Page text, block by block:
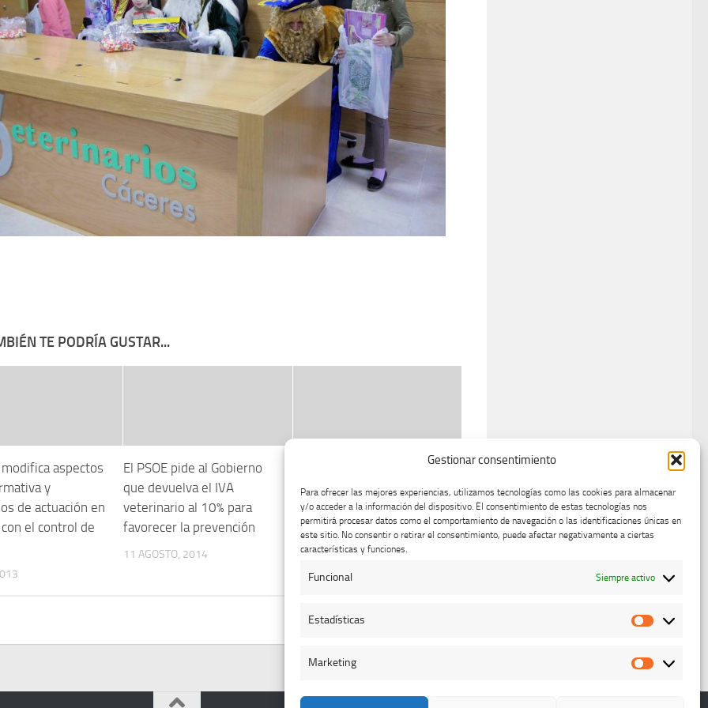
Gestionar consentimiento
Para ofrecer las mejores experiencias, utilizamos tecnologías como las cookies para almacenar
y/o acceder a la información del dispositivo. El consentimiento de estas tecnologías nos
permitirá procesar datos como el comportamiento de navegación o las identificaciones únicas en
este sitio. No consentir o retirar el consentimiento, puede afectar negativamente a ciertas
características y funciones.
Funcional Siempre activo
Estadísticas
Marketing
Marketing
TE PODRÍA GUSTAR...
aspectos
y
de actuación en
el control de
El PSOE pide al Gobierno
que devuelva el IVA
veterinario al 10% para
favorecer la prevención
11 AGOSTO, 2014
Universidad de Viena
diseñan un sistema de
soporte vital portátil para
caballos
16 OCTUBRE, 2013